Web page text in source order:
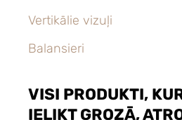
Vertikālie vizuļi
Balansieri
VISI PRODUKTI,
IELIKT GROZĀ,